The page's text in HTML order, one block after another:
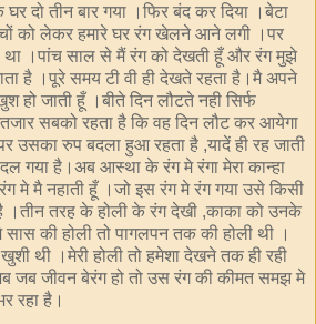
दो तीन बार गया ।फिर बंद कर दिया ।बेटा
को लेकर हमारे घर रंग खेलने आने लगी ।पर
था ।पांच साल से मैं रंग को देखती हूँ और रंग मुझे
है ।पूरे समय टी वी ही देखते रहता है।मै अपने
जाती हूँ ।बीते दिन लौटते नही सिर्फ
सबको रहता है कि वह दिन लौट कर आयेगा
उसका रुप बदला हुआ रहता है ,यादें ही रह जाती
गया है।अब आस्था के रंग मे रंगा मेरा कान्हा
मे मै नहाती हूँ ।जो इस रंग मे रंग गया उसे किसी
।तीन तरह के होली के रंग देखी ,काका को उनके
सास की होली तो पागलपन तक की होली थी ।
थी ।मेरी होली तो हमेशा देखने तक ही रही
जब जीवन बेरंग हो तो उस रंग की कीमत समझ मे
रहा है।